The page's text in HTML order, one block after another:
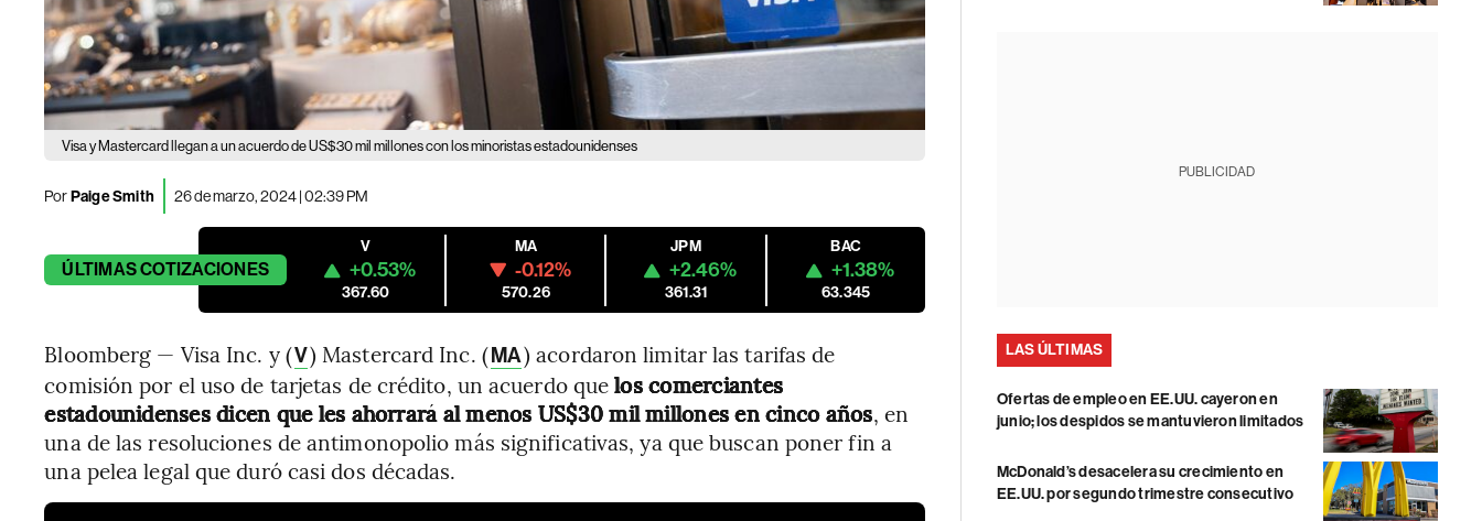
Visa y Mastercard llegan a un acuerdo de US$30 mil millones con los minoristas estadounidenses
PorPaige Smith 26 de marzo, 2024 | 02:39 PM
ÚLTIMASCOTIZACIONES
V
+0.53%
367.60
MA
-0.12%
570.26
JPM
+2.46%
361.31
BAC
+1.38%
63.345
Bloomberg — Visa Inc. y (V) Mastercard Inc. (MA) acordaron limitar las tarifas de
comisión por el uso de tarjetas de crédito, un acuerdo quelos comerciantes
estadounidenses dicen que les ahorrará al menos US$30 mil millones en cinco años, en
una de las resoluciones de antimonopolio más significativas, ya que buscan poner fin a
una pelea legal que duró casi dos décadas.
PUBLICIDAD
LAS ÚLTIMAS
Ofertas de empleo en EE.UU. cayeron en
junio; los despidos se mantuvieron limitados
McDonald’s desacelera su crecimiento en
EE.UU. por segundo trimestre consecutivo